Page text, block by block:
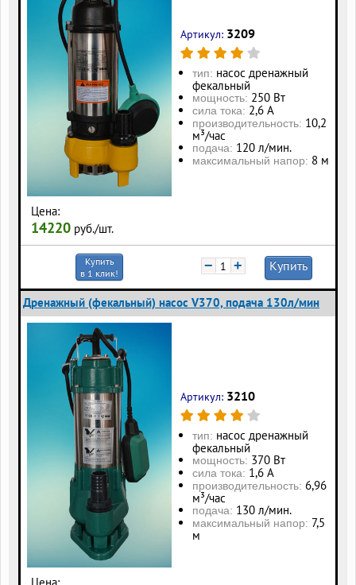
Цена:
14220 руб./шт.
Артикул: 3209
тип: насос дренажный
фекальный
мощность: 250 Вт
сила тока: 2,6 А
производительность: 10,2
м³/час
подача: 120 л/мин.
максимальный напор: 8 м
Купить
в 1 клик!
− + Купить
Дренажный (фекальный) насос V370, подача 130л/мин
Артикул: 3210
тип: насос дренажный
фекальный
мощность: 370 Вт
сила тока: 1,6 А
производительность: 6,96
м³/час
подача: 130 л/мин.
максимальный напор: 7,5
м